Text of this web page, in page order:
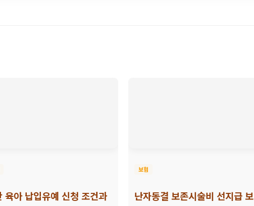
육아 납입유예 신청 조건과
보험
난자동결 보존시술비 선지급 보